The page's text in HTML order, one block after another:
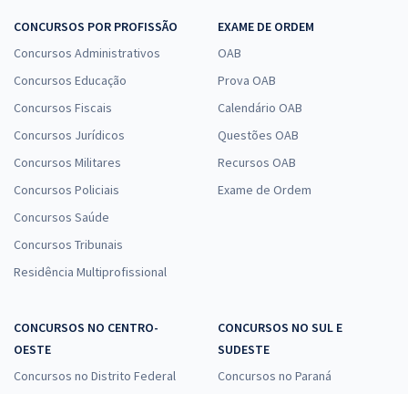
CONCURSOS POR PROFISSÃO
Concursos Administrativos
Concursos Educação
Concursos Fiscais
Concursos Jurídicos
Concursos Militares
Concursos Policiais
Concursos Saúde
Concursos Tribunais
Residência Multiprofissional
EXAME DE ORDEM
OAB
Prova OAB
Calendário OAB
Questões OAB
Recursos OAB
Exame de Ordem
CONCURSOS NO CENTRO-
OESTE
Concursos no Distrito Federal
CONCURSOS NO SUL E
SUDESTE
Concursos no Paraná